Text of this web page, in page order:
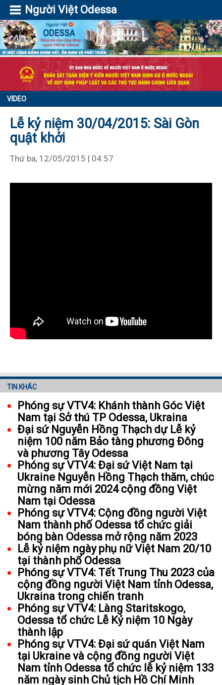
Người Việt Odessa
VIDEO
Lễ kỷ niệm 30/04/2015: Sài Gòn
quật khởi
Thứ ba, 12/05/2015 | 04:57
TIN KHÁC
Phóng sự VTV4: Khánh thành Góc Việt
Nam tại Sở thú TP Odessa, Ukraina
Đại sứ Nguyễn Hồng Thạch dự Lễ kỷ
niệm 100 năm Bảo tàng phương Đông
và phương Tây Odessa
Phóng sự VTV4: Đại sứ Việt Nam tại
Ukraine Nguyễn Hồng Thạch thăm, chúc
mừng năm mới 2024 cộng đồng Việt
Nam tại Odessa
Phóng sự VTV4: Cộng đồng người Việt
Nam thành phố Odessa tổ chức giải
bóng bàn Odessa mở rộng năm 2023
Lễ kỷ niệm ngày phụ nữ Việt Nam 20/10
tại thành phố Odessa
Phóng sự VTV4: Tết Trung Thu 2023 của
cộng đồng người Việt Nam tỉnh Odessa,
Ukraina trong chiến tranh
Phóng sự VTV4: Làng Staritskogo,
Odessa tổ chức Lễ Kỷ niệm 10 Ngày
thành lập
Phóng sự VTV4: Đại sứ quán Việt Nam
tại Ukraine và cộng đồng người Việt
Nam tỉnh Odessa tổ chức lễ kỷ niệm 133
năm ngày sinh Chủ tịch Hồ Chí Minh